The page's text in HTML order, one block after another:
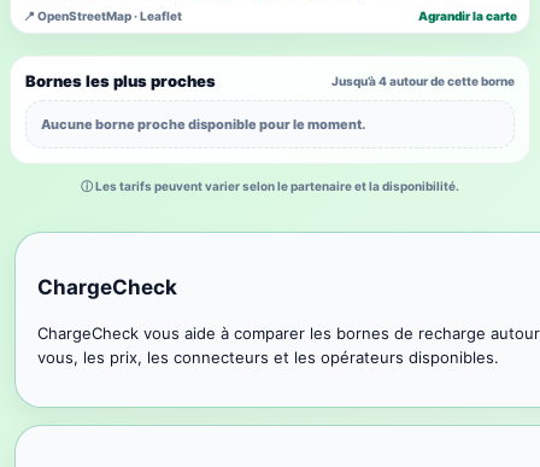
📍 OpenStreetMap · Leaflet Agrandir la carte
Bornes les plus proches Jusqu’à 4 autour de cette borne
Aucune borne proche disponible pour le moment.
ⓘ Les tarifs peuvent varier selon le partenaire et la disponibilité.
ChargeCheck
ChargeCheck vous aide à comparer les bornes de recharge
vous, les prix, les connecteurs et les opérateurs disponibles.